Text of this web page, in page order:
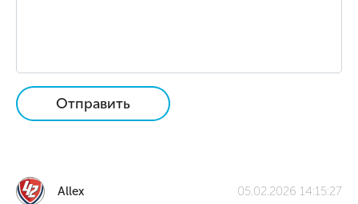
Отправить
Allex
05.02.2026 14:15:27